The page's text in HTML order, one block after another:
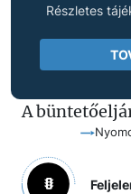
Részletes
A